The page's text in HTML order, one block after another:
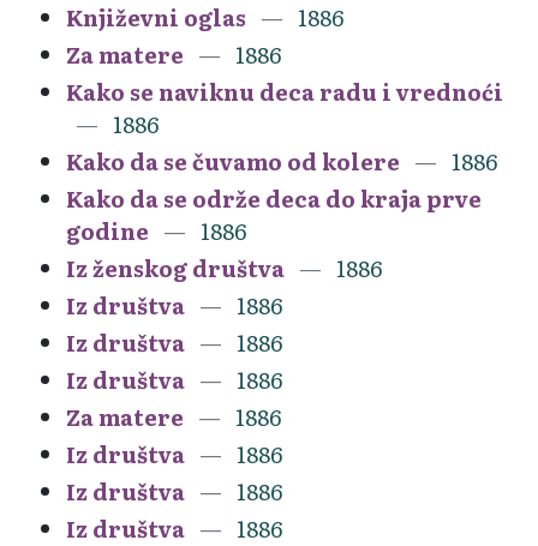
Književni oglas
1886
Za matere
1886
Kako se naviknu deca radu i vrednoći
1886
Kako da se čuvamo od kolere
1886
Kako da se održe deca do kraja prve
godine
1886
Iz ženskog društva
1886
Iz društva
1886
Iz društva
1886
Iz društva
1886
Za matere
1886
Iz društva
1886
Iz društva
1886
Iz društva
1886